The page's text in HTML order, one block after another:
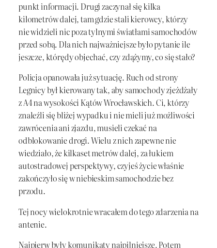
punkt informacji. Drugi zaczynał się kilka
kilometrów dalej, tam gdzie stali kierowcy, którzy
nie widzieli nic poza tylnymi światłami samochodów
przed sobą. Dla nich najważniejsze było pytanie ile
jeszcze, którędy objechać, czy zdążymy, co się stało?
Policja opanowała już sytuację. Ruch od strony
Legnicy był kierowany tak, aby samochody zjeżdżały
z A4 na wysokości Kątów Wrocławskich. Ci, którzy
znaleźli się bliżej wypadku i nie mieli już możliwości
zawrócenia ani zjazdu, musieli czekać na
odblokowanie drogi. Wielu z nich zapewne nie
wiedziało, że kilkaset metrów dalej, za łukiem
autostradowej perspektywy, czyjeś życie właśnie
zakończyło się w niebieskim samochodzie bez
przodu.
Tej nocy wielokrotnie wracałem do tego zdarzenia na
antenie.
Najpierw były komunikaty najpilniejsze. Potem